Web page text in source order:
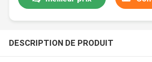
DESCRIPTION DE PRODUIT